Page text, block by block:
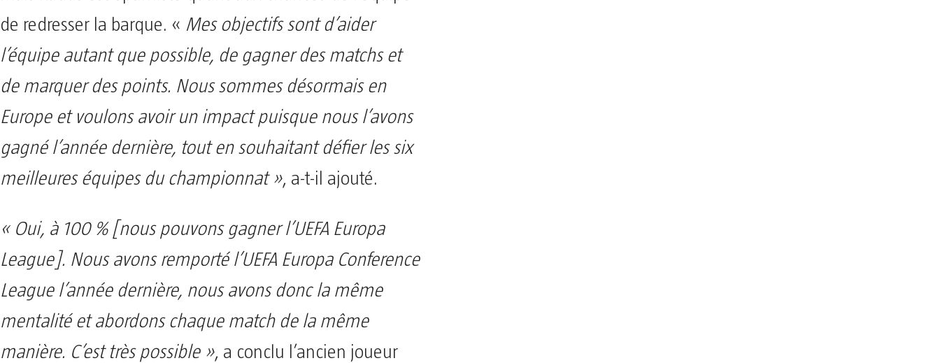
de redresser la barque. « Mes objectifs sont d’aider
l’équipe autant que possible, de gagner des matchs et
de marquer des points. Nous sommes désormais en
Europe et voulons avoir un impact puisque nous l’avons
gagné l’année dernière, tout en souhaitant défier les six
meilleures équipes du championnat », a-t-il ajouté.
« Oui, à 100 % [nous pouvons gagner l’UEFA Europa
League]. Nous avons remporté l’UEFA Europa Conference
League l’année dernière, nous avons donc la même
mentalité et abordons chaque match de la même
manière. C’est très possible », a conclu l’ancien joueur